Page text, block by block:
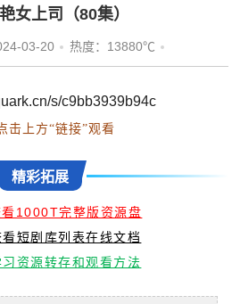
女上司（80集）
03-20 热度：13880℃
s/c9bb3939b94c
击上方“链接”观看
精彩拓展
看1000T完整版资源盘
看短剧库列表在线文档
习资源转存和观看方法